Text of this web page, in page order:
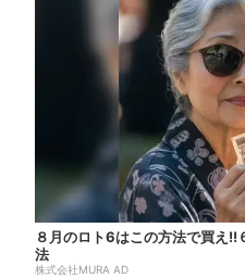
８月のロト6はこの方法で買え
法
株式会社MURA AD